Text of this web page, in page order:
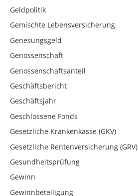
Geldpolitik
Gemischte Lebensversicherung
Genesungsgeld
Genossenschaft
Genossenschaftsanteil
Geschäftsbericht
Geschäftsjahr
Geschlossene Fonds
Gesetzliche Krankenkasse (GKV)
Gesetzliche Rentenversicherung (GRV)
Gesundheitsprüfung
Gewinn
Gewinnbeteiligung